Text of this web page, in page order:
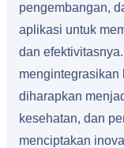
pengembangan,
aplikasi untuk
dan
mengintegrasikan
diharapkan
kesehatan, dan
menciptakan